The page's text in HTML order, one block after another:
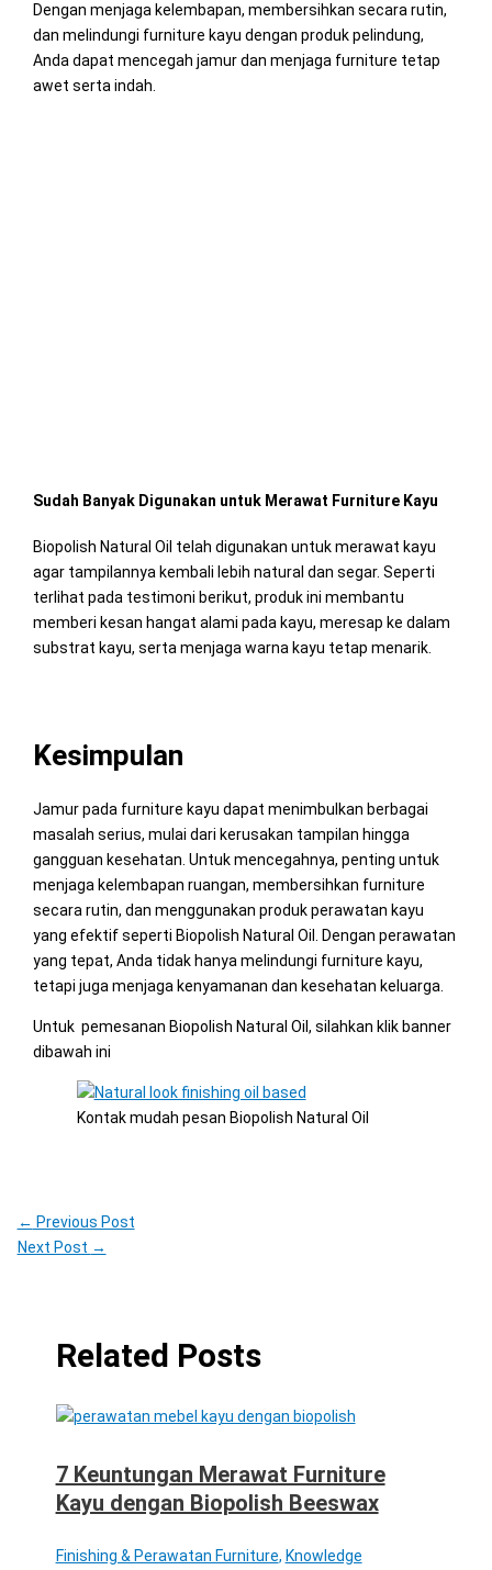
Dengan menjaga kelembapan, membersihkan secara rutin,
dan melindungi furniture kayu dengan produk pelindung,
Anda dapat mencegah jamur dan menjaga furniture tetap
awet serta indah.
Sudah Banyak Digunakan untuk Merawat Furniture Kayu
Biopolish Natural Oil telah digunakan untuk merawat kayu
agar tampilannya kembali lebih natural dan segar. Seperti
terlihat pada testimoni berikut, produk ini membantu
memberi kesan hangat alami pada kayu, meresap ke dalam
substrat kayu, serta menjaga warna kayu tetap menarik.
Kesimpulan
Jamur pada furniture kayu dapat menimbulkan berbagai
masalah serius, mulai dari kerusakan tampilan hingga
gangguan kesehatan. Untuk mencegahnya, penting untuk
menjaga kelembapan ruangan, membersihkan furniture
secara rutin, dan menggunakan produk perawatan kayu
yang efektif seperti Biopolish Natural Oil. Dengan perawatan
yang tepat, Anda tidak hanya melindungi furniture kayu,
tetapi juga menjaga kenyamanan dan kesehatan keluarga.
Untuk pemesanan Biopolish Natural Oil, silahkan klik banner
dibawah ini
Kontak mudah pesan Biopolish Natural Oil
← Previous Post
Next Post →
Related Posts
7 Keuntungan Merawat Furniture
Kayu dengan Biopolish Beeswax
Finishing & Perawatan Furniture, Knowledge